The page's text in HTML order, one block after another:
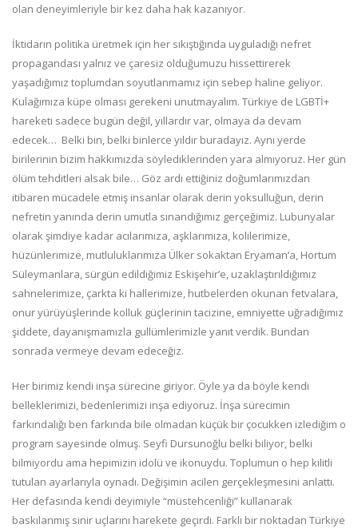
olan deneyimleriyle bir kez daha hak kazanıyor.
İktidarın politika üretmek için her sıkıştığında uyguladığı nefret
propagandası yalnız ve çaresiz olduğumuzu hissettirerek
yaşadığımız toplumdan soyutlanmamız için sebep haline geliyor.
Kulağımıza küpe olması gerekeni unutmayalım. Türkiye de LGBTİ+
hareketi sadece bugün değil, yıllardır var, olmaya da devam
edecek… Belki bin, belki binlerce yıldır buradayız. Aynı yerde
birilerinin bizim hakkımızda söylediklerinden yara almıyoruz. Her gün
ölüm tehditleri alsak bile… Göz ardı ettiğiniz doğumlarımızdan
itibaren mücadele etmiş insanlar olarak derin yoksulluğun, derin
nefretin yanında derin umutla sınandığımız gerçeğimiz. Lubunyalar
olarak şimdiye kadar acılarımıza, aşklarımıza, kolilerimize,
hüzünlerimize, mutluluklarımıza Ülker sokaktan Eryaman’a, Hortum
Süleymanlara, sürgün edildiğimiz Eskişehir’e, uzaklaştırıldığımız
sahnelerimize, çarkta ki hallerimize, hutbelerden okunan fetvalara,
onur yürüyüşlerinde kolluk güçlerinin tacizine, emniyette uğradığımız
şiddete, dayanışmamızla gullümlerimizle yanıt verdik. Bundan
sonrada vermeye devam edeceğiz.
Her birimiz kendi inşa sürecine giriyor. Öyle ya da böyle kendi
belleklerimizi, bedenlerimizi inşa ediyoruz. İnşa sürecimin
farkındalığı ben farkında bile olmadan küçük bir çocukken izlediğim o
program sayesinde olmuş. Seyfi Dursunoğlu belki biliyor, belki
bilmiyordu ama hepimizin idolü ve ikonuydu. Toplumun o hep kilitli
tutulan ayarlarıyla oynadı. Değişimin acilen gerçekleşmesini anlattı.
Her defasında kendi deyimiyle “müstehcenliği” kullanarak
baskılanmış sinir uçlarını harekete geçirdi. Farklı bir noktadan Türkiye